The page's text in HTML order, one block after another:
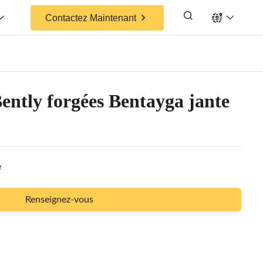
Contactez Maintenant
forgées Bentayga jante
Renseignez-vous